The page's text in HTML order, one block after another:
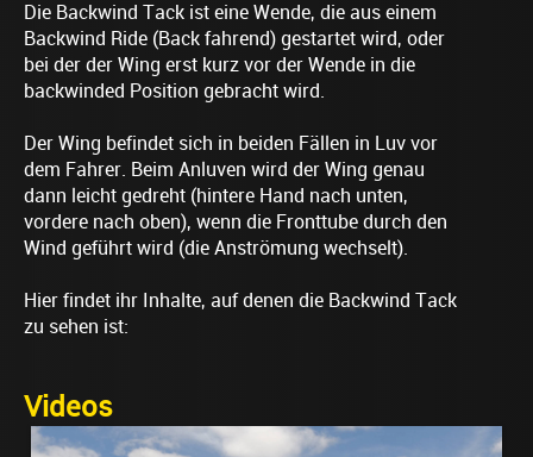
Die Backwind Tack ist eine Wende, die aus einem
Backwind Ride (Back fahrend) gestartet wird, oder
bei der der Wing erst kurz vor der Wende in die
backwinded Position gebracht wird.
Der Wing befindet sich in beiden Fällen in Luv vor
dem Fahrer. Beim Anluven wird der Wing genau
dann leicht gedreht (hintere Hand nach unten,
vordere nach oben), wenn die Fronttube durch den
Wind geführt wird (die Anströmung wechselt).
Hier findet ihr Inhalte, auf denen die Backwind Tack
zu sehen ist:
Videos